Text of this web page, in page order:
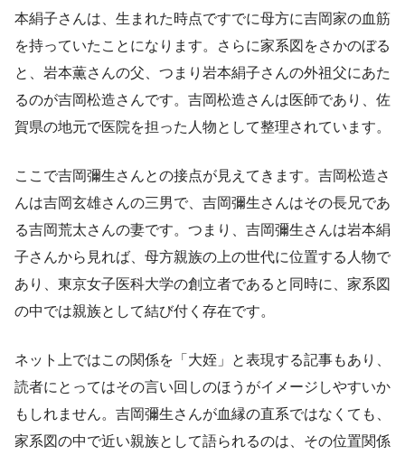
本絹子さんは、生まれた時点ですでに母方に吉岡家の血筋
を持っていたことになります。さらに家系図をさかのぼる
と、岩本薫さんの父、つまり岩本絹子さんの外祖父にあた
るのが吉岡松造さんです。吉岡松造さんは医師であり、佐
賀県の地元で医院を担った人物として整理されています。
ここで吉岡彌生さんとの接点が見えてきます。吉岡松造さ
んは吉岡玄雄さんの三男で、吉岡彌生さんはその長兄であ
る吉岡荒太さんの妻です。つまり、吉岡彌生さんは岩本絹
子さんから見れば、母方親族の上の世代に位置する人物で
あり、東京女子医科大学の創立者であると同時に、家系図
の中では親族として結び付く存在です。
ネット上ではこの関係を「大姪」と表現する記事もあり、
読者にとってはその言い回しのほうがイメージしやすいか
もしれません。吉岡彌生さんが血縁の直系ではなくても、
家系図の中で近い親族として語られるのは、その位置関係